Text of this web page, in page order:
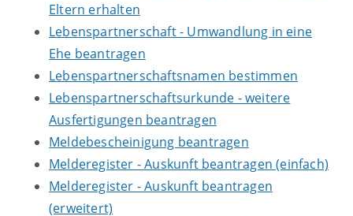
Eltern erhalten
Lebenspartnerschaft - Umwandlung in eine
Ehe beantragen
Lebenspartnerschaftsnamen bestimmen
Lebenspartnerschaftsurkunde - weitere
Ausfertigungen beantragen
Meldebescheinigung beantragen
Melderegister - Auskunft beantragen (einfach)
Melderegister - Auskunft beantragen
(erweitert)